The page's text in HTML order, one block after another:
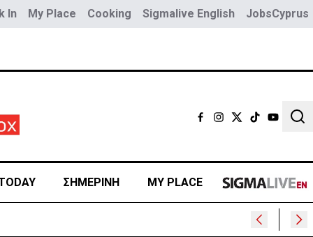
In My Place Cooking Sigmalive English JobsCyprus
ΣΗΜΕΡΙΝΗ MY PLACE